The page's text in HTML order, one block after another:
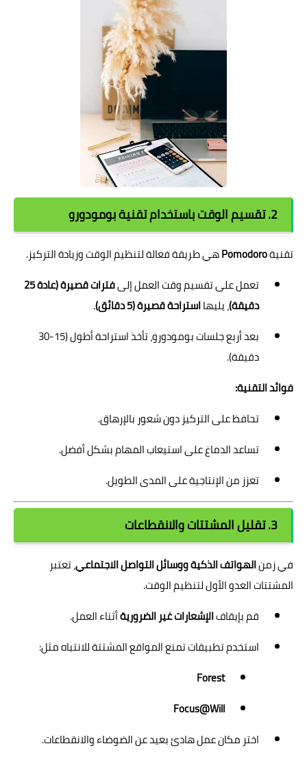
2. تقسيم الوقت باستخدام تقنية بومودورو
تقنيةPomodoroهي طريقة فعالة لتنظيم الوقت وزيادة التركيز.
تعمل على تقسيم وقت العمل إلى
فترات قصيرة (عادة 25
دقيقة)، يليهااستراحة قصيرة (5 دقائق)
.
بعد أربع جلسات بومودورو، تأخذ استراحة أطول (15-30
دقيقة).
فوائد التقنية:
تحافظ على التركيز دون شعور بالإرهاق.
تساعد الدماغ على استيعاب المهام بشكل أفضل.
تعزز من الإنتاجية على المدى الطويل.
3. تقليل المشتتات والانقطاعات
في زمنالهواتف الذكية ووسائل التواصل الاجتماعي، تعتبر
المشتتات العدو الأول لتنظيم الوقت.
قم بإيقافالإشعارات غير الضروريةأثناء العمل.
استخدم تطبيقات تمنع المواقع المشتتة للانتباه مثل:
Forest
Focus@Will
اختر مكان عمل هادئ بعيد عن الضوضاء والانقطاعات.